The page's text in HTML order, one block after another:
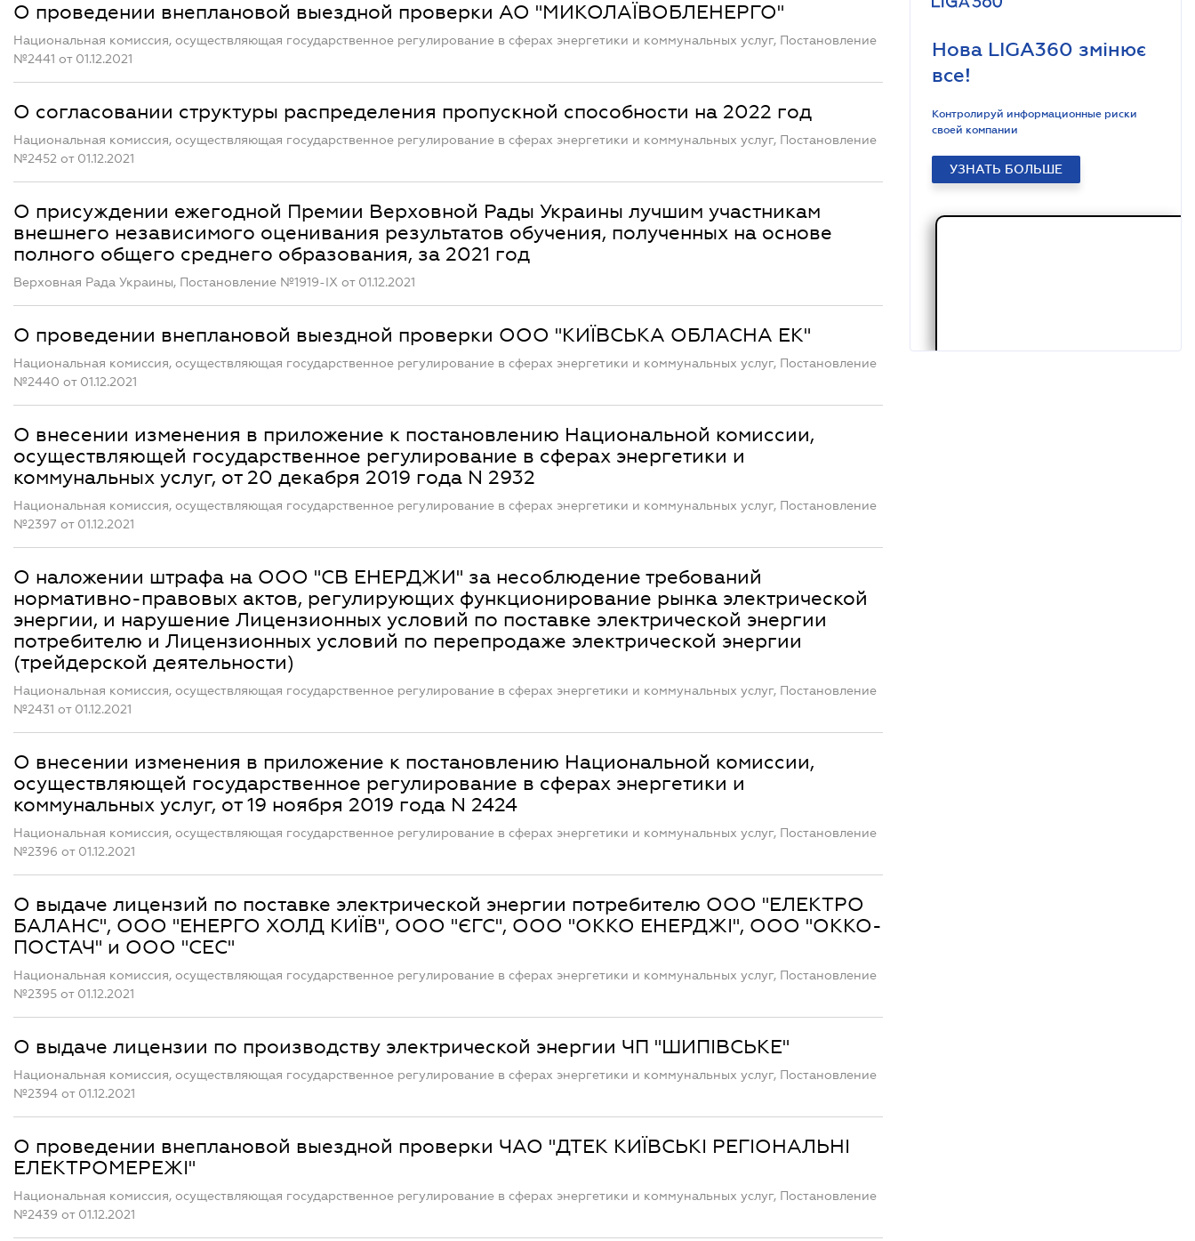
О проведении внеплановой выездной проверки АО "МИКОЛАЇВОБЛЕНЕРГО"
Национальная комиссия, осуществляющая государственное регулирование в сферах энергетики и коммунальных услуг, Постановление
№2441 от 01.12.2021
О согласовании структуры распределения пропускной способности на 2022 год
Национальная комиссия, осуществляющая государственное регулирование в сферах энергетики и коммунальных услуг, Постановление
№2452 от 01.12.2021
О присуждении ежегодной Премии Верховной Рады Украины лучшим участникам
внешнего независимого оценивания результатов обучения, полученных на основе
полного общего среднего образования, за 2021 год
Верховная Рада Украины, Постановление №1919-IX от 01.12.2021
О проведении внеплановой выездной проверки ООО "КИЇВСЬКА ОБЛАСНА ЕК"
Национальная комиссия, осуществляющая государственное регулирование в сферах энергетики и коммунальных услуг, Постановление
№2440 от 01.12.2021
О внесении изменения в приложение к постановлению Национальной комиссии,
осуществляющей государственное регулирование в сферах энергетики и
коммунальных услуг, от 20 декабря 2019 года N 2932
Национальная комиссия, осуществляющая государственное регулирование в сферах энергетики и коммунальных услуг, Постановление
№2397 от 01.12.2021
О наложении штрафа на ООО "СВ ЕНЕРДЖИ" за несоблюдение требований
нормативно-правовых актов, регулирующих функционирование рынка электрической
энергии, и нарушение Лицензионных условий по поставке электрической энергии
потребителю и Лицензионных условий по перепродаже электрической энергии
(трейдерской деятельности)
Национальная комиссия, осуществляющая государственное регулирование в сферах энергетики и коммунальных услуг, Постановление
№2431 от 01.12.2021
О внесении изменения в приложение к постановлению Национальной комиссии,
осуществляющей государственное регулирование в сферах энергетики и
коммунальных услуг, от 19 ноября 2019 года N 2424
Национальная комиссия, осуществляющая государственное регулирование в сферах энергетики и коммунальных услуг, Постановление
№2396 от 01.12.2021
О выдаче лицензий по поставке электрической энергии потребителю ООО "ЕЛЕКТРО
БАЛАНС", ООО "ЕНЕРГО ХОЛД КИЇВ", ООО "ЄГС", ООО "ОККО ЕНЕРДЖІ", ООО "ОККО-
ПОСТАЧ" и ООО "СЕС"
Национальная комиссия, осуществляющая государственное регулирование в сферах энергетики и коммунальных услуг, Постановление
№2395 от 01.12.2021
О выдаче лицензии по производству электрической энергии ЧП "ШИПІВСЬКЕ"
Национальная комиссия, осуществляющая государственное регулирование в сферах энергетики и коммунальных услуг, Постановление
№2394 от 01.12.2021
О проведении внеплановой выездной проверки ЧАО "ДТЕК КИЇВСЬКІ РЕГІОНАЛЬНІ
ЕЛЕКТРОМЕРЕЖІ"
Национальная комиссия, осуществляющая государственное регулирование в сферах энергетики и коммунальных услуг, Постановление
№2439 от 01.12.2021
Нова LIGA360 змінює
все!
Контролируй информационные риски
своей компании
УЗНАТЬ БОЛЬШЕ